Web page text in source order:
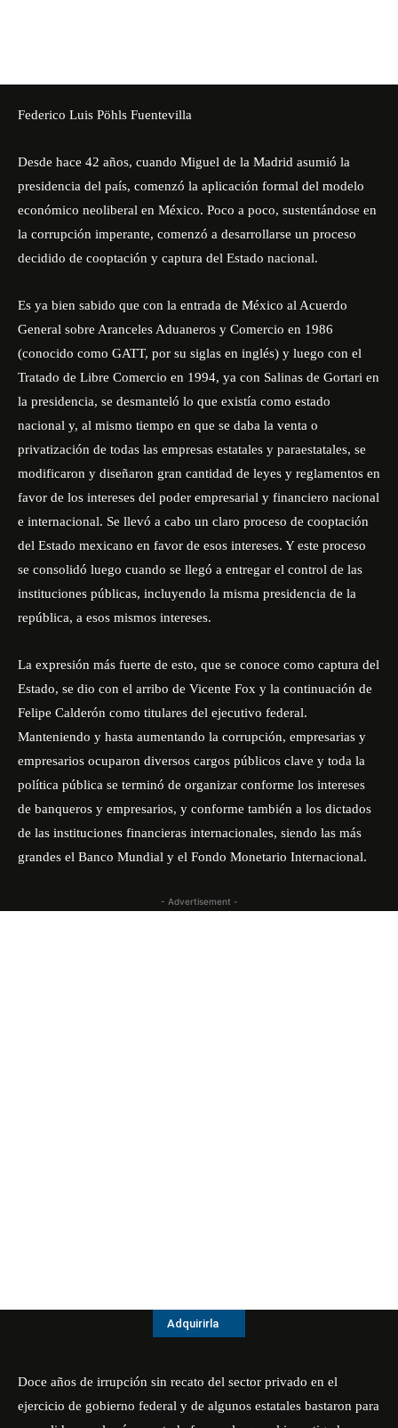
Federico Luis Pöhls Fuentevilla
Desde hace 42 años, cuando Miguel de la Madrid asumió la
presidencia del país, comenzó la aplicación formal del modelo
económico neoliberal en México. Poco a poco, sustentándose en
la corrupción imperante, comenzó a desarrollarse un proceso
decidido de cooptación y captura del Estado nacional.
Es ya bien sabido que con la entrada de México al Acuerdo
General sobre Aranceles Aduaneros y Comercio en 1986
(conocido como GATT, por su siglas en inglés) y luego con el
Tratado de Libre Comercio en 1994, ya con Salinas de Gortari en
la presidencia, se desmanteló lo que existía como estado
nacional y, al mismo tiempo en que se daba la venta o
privatización de todas las empresas estatales y paraestatales, se
modificaron y diseñaron gran cantidad de leyes y reglamentos en
favor de los intereses del poder empresarial y financiero nacional
e internacional. Se llevó a cabo un claro proceso de cooptación
del Estado mexicano en favor de esos intereses. Y este proceso
se consolidó luego cuando se llegó a entregar el control de las
instituciones públicas, incluyendo la misma presidencia de la
república, a esos mismos intereses.
La expresión más fuerte de esto, que se conoce como captura del
Estado, se dio con el arribo de Vicente Fox y la continuación de
Felipe Calderón como titulares del ejecutivo federal.
Manteniendo y hasta aumentando la corrupción, empresarias y
empresarios ocuparon diversos cargos públicos clave y toda la
política pública se terminó de organizar conforme los intereses
de banqueros y empresarios, y conforme también a los dictados
de las instituciones financieras internacionales, siendo las más
grandes el Banco Mundial y el Fondo Monetario Internacional.
- Advertisement -
Adquirirla
Doce años de irrupción sin recato del sector privado en el
ejercicio de gobierno federal y de algunos estatales bastaron para